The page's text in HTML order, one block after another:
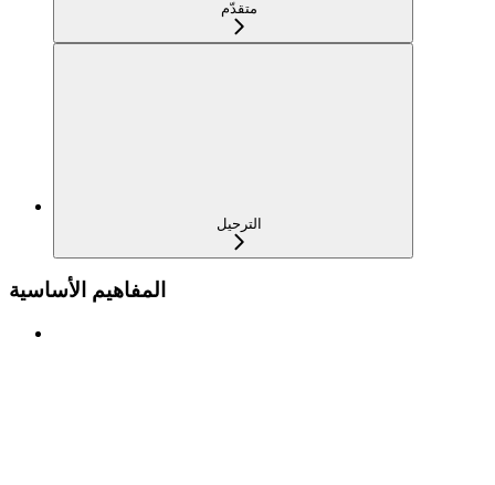
متقدّم
الترحيل
المفاهيم الأساسية